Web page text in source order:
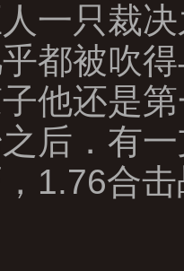
一只裁
都被吹
他还是
后．有
1.76合